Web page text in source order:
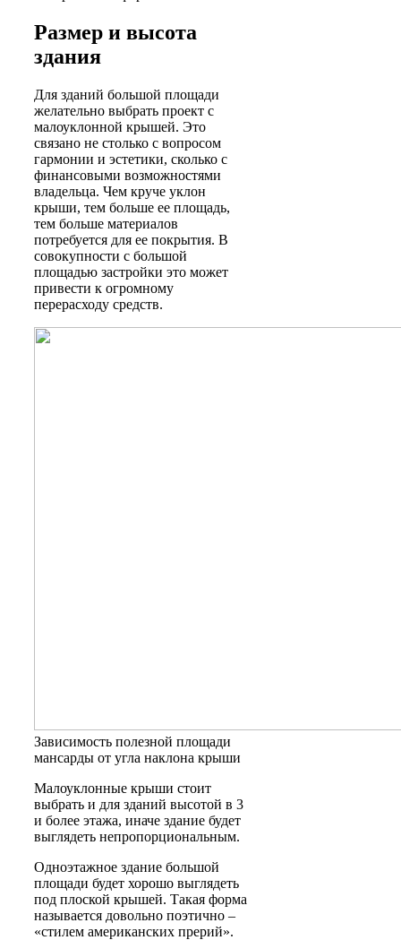
Размер и высота
здания
Для зданий большой площади
желательно выбрать проект с
малоуклонной крышей. Это
связано не столько с вопросом
гармонии и эстетики, сколько с
финансовыми возможностями
владельца. Чем круче уклон
крыши, тем больше ее площадь,
тем больше материалов
потребуется для ее покрытия. В
совокупности с большой
площадью застройки это может
привести к огромному
перерасходу средств.
Зависимость полезной площади
мансарды от угла наклона крыши
Малоуклонные крыши стоит
выбрать и для зданий высотой в 3
и более этажа, иначе здание будет
выглядеть непропорциональным.
Одноэтажное здание большой
площади будет хорошо выглядеть
под плоской крышей. Такая форма
называется довольно поэтично –
«стилем американских прерий».